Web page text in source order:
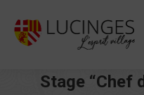
Stage “Chef